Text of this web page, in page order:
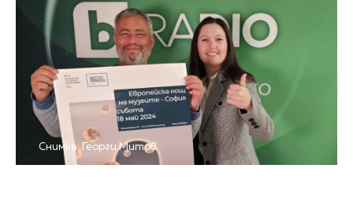
Снимка: Георги Митов